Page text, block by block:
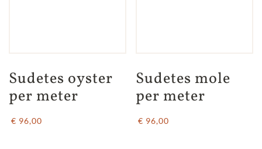
Sudetes oyster
per meter
€ 96,00
Sudetes mole
per meter
€ 96,00